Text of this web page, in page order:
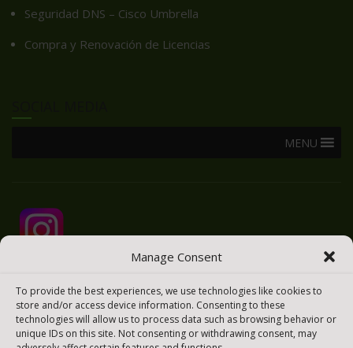
Manage Consent
To provide the best experiences, we use technologies like cookies to
store and/or access device information. Consenting to these
technologies will allow us to process data such as browsing behavior or
unique IDs on this site. Not consenting or withdrawing consent, may
Seguridad DNS – Cisco Umbrella
Compra y Renovación de Licencias
MENU